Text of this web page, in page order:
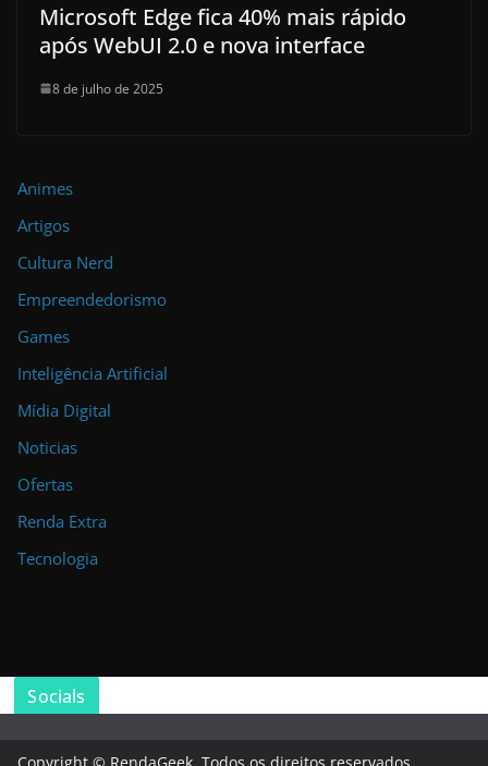
Microsoft Edge fica 40% mais rápido
após WebUI 2.0 e nova interface
8 de julho de 2025
Animes
Artigos
Cultura Nerd
Empreendedorismo
Games
Inteligência Artificial
Mídia Digital
Noticias
Ofertas
Renda Extra
Tecnologia
Socials